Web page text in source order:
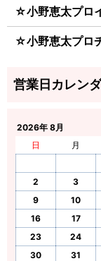
☆小野恵太プロ
☆小野恵太プロ
2026年 8月
日
月
2
3
9
10
16
17
23
24
30
31